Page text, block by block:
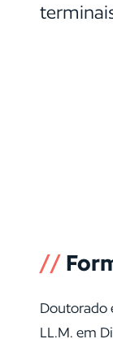
//
Doutorado
LL.M. em